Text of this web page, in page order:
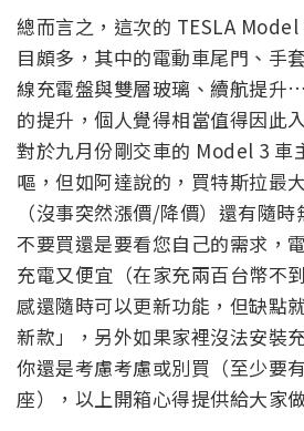
總而言之，這次的 TESLA Model
目頗多，其中的電動車尾門、手
線充電盤與雙層玻璃、續航提升
的提升，個人覺得相當值得因此
對於九月份剛交車的 Model 3 車
嘔，但如阿達說的，買特斯拉最
（沒事突然漲價/降價）還有隨
不要買還是要看您自己的需求，
充電又便宜（在家充兩百台幣不
感還隨時可以更新功能，但缺點
新款」，另外如果家裡沒法安裝
你還是考慮考慮或別買（至少要
座），以上開箱心得提供給大家